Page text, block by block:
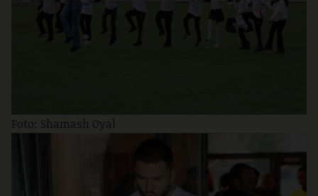
Foto: Shamash Oyal